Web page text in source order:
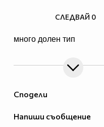
Сподели
Напиши съобщение
много долен тип
СЛЕДВАЙ 0